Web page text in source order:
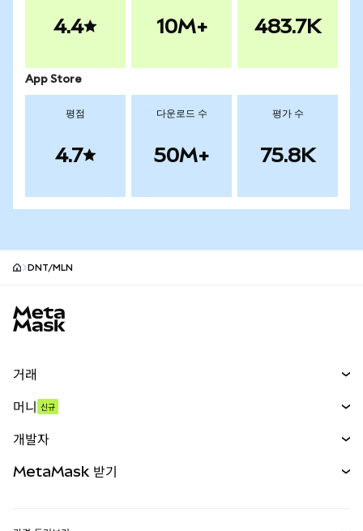
4.4 10M+ 483.7K
App Store
평점
4.7
다운로드 수
50M+
평가 수
75.8K
DNT/MLN
거래
무기한 선물
실물자산
머니 신규
개발자
MetaMask 받기